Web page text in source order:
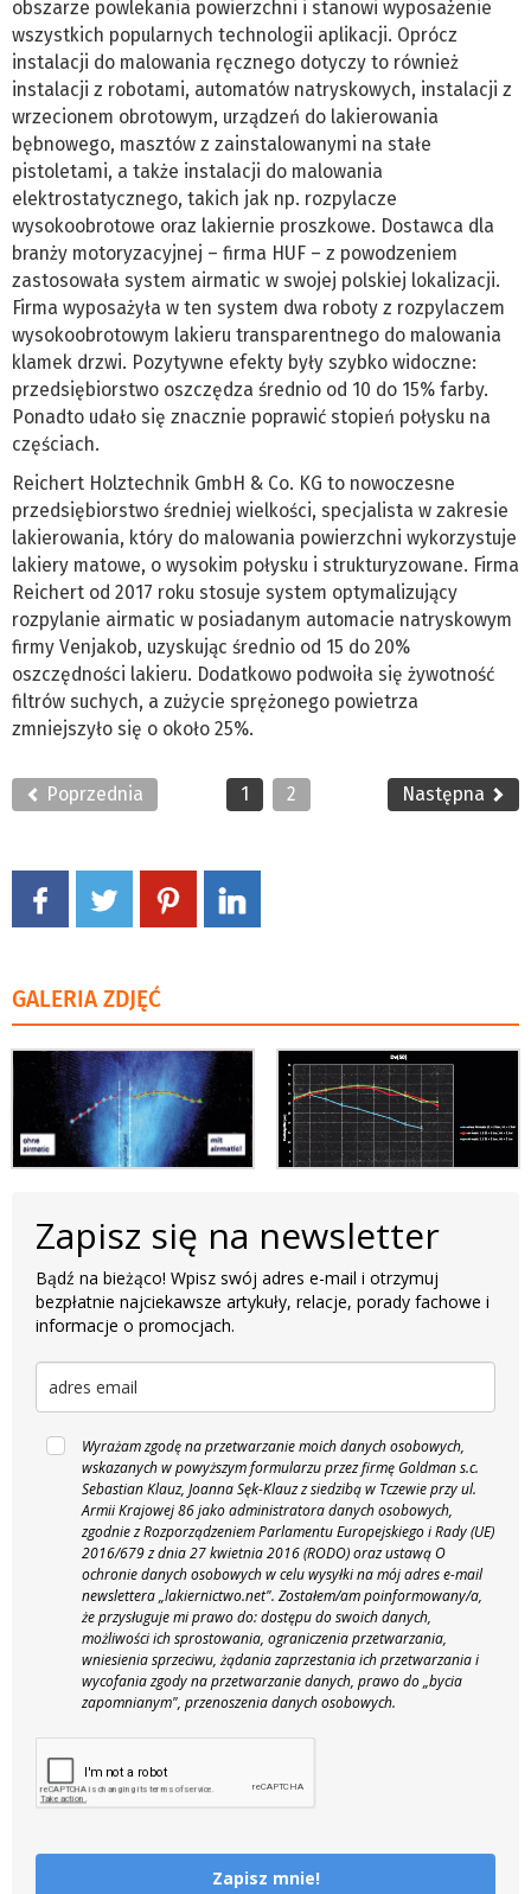
obszarze powlekania powierzchni i stanowi wyposażenie
wszystkich popularnych technologii aplikacji. Oprócz
instalacji do malowania ręcznego dotyczy to również
instalacji z robotami, automatów natryskowych, instalacji z
wrzecionem obrotowym, urządzeń do lakierowania
bębnowego, masztów z zainstalowanymi na stałe
pistoletami, a także instalacji do malowania
elektrostatycznego, takich jak np. rozpylacze
wysokoobrotowe oraz lakiernie proszkowe. Dostawca dla
branży motoryzacyjnej – firma HUF – z powodzeniem
zastosowała system airmatic w swojej polskiej lokalizacji.
Firma wyposażyła w ten system dwa roboty z rozpylaczem
wysokoobrotowym lakieru transparentnego do malowania
klamek drzwi. Pozytywne efekty były szybko widoczne:
przedsiębiorstwo oszczędza średnio od 10 do 15% farby.
Ponadto udało się znacznie poprawić stopień połysku na
częściach.
Reichert Holztechnik GmbH & Co. KG to nowoczesne
przedsiębiorstwo średniej wielkości, specjalista w zakresie
lakierowania, który do malowania powierzchni wykorzystuje
lakiery matowe, o wysokim połysku i strukturyzowane. Firma
Reichert od 2017 roku stosuje system optymalizujący
rozpylanie airmatic w posiadanym automacie natryskowym
firmy Venjakob, uzyskując średnio od 15 do 20%
oszczędności lakieru. Dodatkowo podwoiła się żywotność
filtrów suchych, a zużycie sprężonego powietrza
zmniejszyło się o około 25%.
Poprzednia 1 2 Następna
GALERIA ZDJĘĆ
Zapisz się na newsletter
Bądź na bieżąco! Wpisz swój adres e-mail i otrzymuj
bezpłatnie najciekawsze artykuły, relacje, porady fachowe i
informacje o promocjach.
Wyrażam zgodę na przetwarzanie moich danych osobowych,
wskazanych w powyższym formularzu przez firmę Goldman s.c.
Sebastian Klauz, Joanna Sęk-Klauz z siedzibą w Tczewie przy ul.
Armii Krajowej 86 jako administratora danych osobowych,
zgodnie z Rozporządzeniem Parlamentu Europejskiego i Rady (UE)
2016/679 z dnia 27 kwietnia 2016 (RODO) oraz ustawą O
ochronie danych osobowych w celu wysyłki na mój adres e-mail
newslettera „lakiernictwo.net". Zostałem/am poinformowany/a,
że przysługuje mi prawo do: dostępu do swoich danych,
możliwości ich sprostowania, ograniczenia przetwarzania,
wniesienia sprzeciwu, żądania zaprzestania ich przetwarzania i
wycofania zgody na przetwarzanie danych, prawo do „bycia
zapomnianym", przenoszenia danych osobowych.
Zapisz mnie!